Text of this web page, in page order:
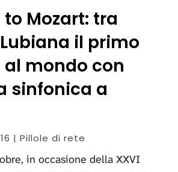
Mozart: tra
il primo
mondo con
sinfonica a
| Pillole di rete
in occasione della XXVI